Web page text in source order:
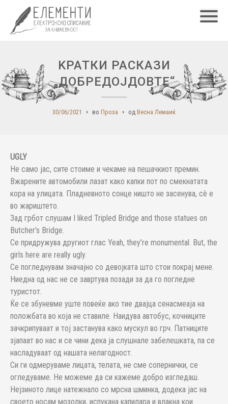
KРАТКИ РАСКАЗИ
„ДОБРЕДОЈДОВТЕ“
30/06/2021 во Проза од Весна Лемаиќ
UGLY
Не само јас, сите стоиме и чекаме на пешачкиот премин.
Вжарените автомобили лазат како капки пот по смекнатата
кора на улицата. Пладневното сонце ништо не засенува, сè е
во жариштето.
Зад грбот слушам I liked Tripled Bridge and those statues on
Butcher’s Bridge.
Се придружува другиот глас Yeah, they’re monumental. But, the
girls here are really ugly.
Се погледнувам значајно со девојката што стои покрај мене.
Ниедна од нас не се завртува позади за да го погледне
туристот.
Ќе се збуневме уште повеќе ако тие двајца сенасмеаја на
положбата во која не ставиле. Наидува автобус, кочниците
зачкрипуваат и тој застанува како мускул во грч. Патниците
зјапаат во нас и се чини дека ја слушнале забелешката, па се
насладуваат од нашата нелагодност.
Си ги одмеруваме лицата, телата, не сме сопернички, се
огледуваме. Не можеме да си кажеме добро изгледаш.
Нејзиното лице натежнало со мрсна шминка, додека јас на
своето носам мозолки, испукана капилара и влакна кои